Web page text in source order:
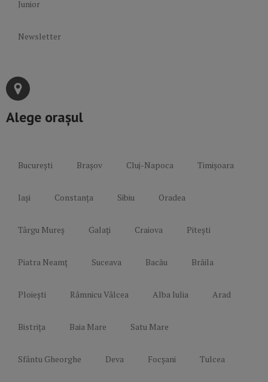
Junior
Newsletter
Alege orașul
București Brașov Cluj-Napoca Timișoara
Iași Constanța Sibiu Oradea
Târgu Mureș Galați Craiova Pitești
Piatra Neamț Suceava Bacău Brăila
Ploiești Râmnicu Vâlcea Alba Iulia Arad
Bistrița Baia Mare Satu Mare
Sfântu Gheorghe Deva Focșani Tulcea